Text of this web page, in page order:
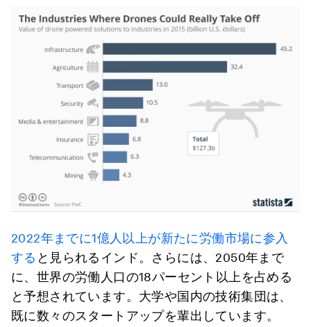
2022年までに1億人以上が新たに労働市場に参入
する と見られるインド。さらには、2050年まで
に、世界の労働人口の18パーセント以上を占める
と予想されています。大学や国内の技術集団は、
既に数々のスタートアップを輩出しています。